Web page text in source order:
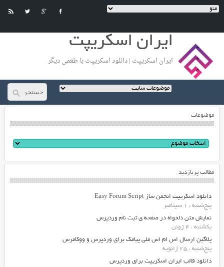
ایران اسکریپت
ایران اسکریپت | دانلود اسکریپت با طعمی دیگر
موضوعات
مطالب پربازدید
دانلود اسکریپت انجمن ساز Easy Forum Script
پنج‌شنبه ، 1 سپتامبر
نمایش متن دلخواه در صفحه ی ثبت نام وردپرس
یکشنبه ، 4 ژوئن
پلاگین ارسال اس ام اس ملی پیامک برای وردپرس و ووکامرس
پنج‌شنبه ، 25 ژانویه
دانلود قالب ایران اسکریپت برای وردپرس